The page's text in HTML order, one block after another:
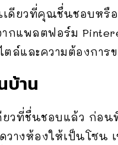
ดียวที่คุณชื่นชอบหรื
ากแพลตฟอร์ม
ตล์และความต้องการ
บ้าน
วที่ชื่นชอบแล้ว ก่อ
วางห้องให้เป็นโซ